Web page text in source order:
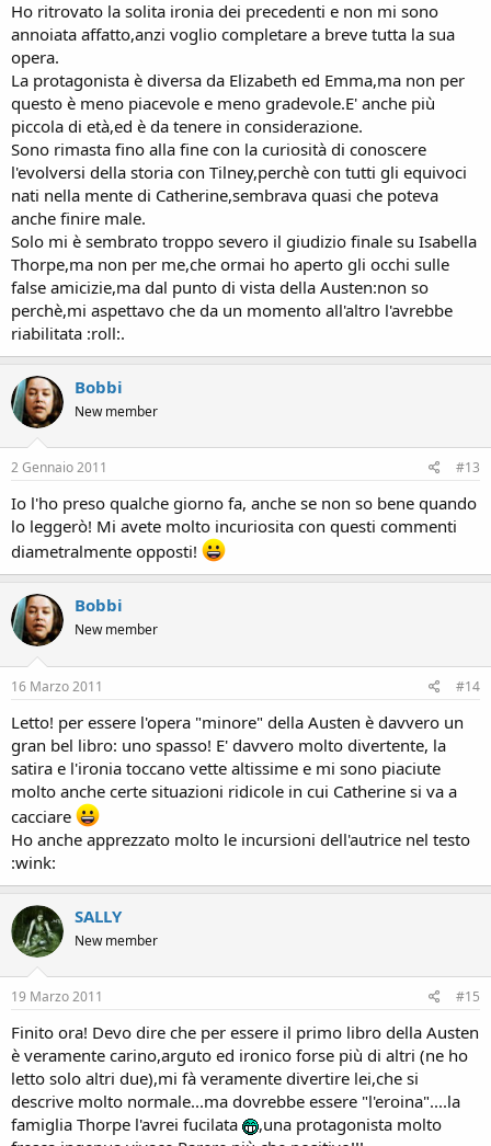
Ho ritrovato la solita ironia dei precedenti e non mi sono
annoiata affatto,anzi voglio completare a breve tutta la sua
opera.
La protagonista è diversa da Elizabeth ed Emma,ma non per
questo è meno piacevole e meno gradevole.E' anche più
piccola di età,ed è da tenere in considerazione.
Sono rimasta fino alla fine con la curiosità di conoscere
l'evolversi della storia con Tilney,perchè con tutti gli equivoci
nati nella mente di Catherine,sembrava quasi che poteva
anche finire male.
Solo mi è sembrato troppo severo il giudizio finale su Isabella
Thorpe,ma non per me,che ormai ho aperto gli occhi sulle
false amicizie,ma dal punto di vista della Austen:non so
perchè,mi aspettavo che da un momento all'altro l'avrebbe
riabilitata :roll:.
Bobbi
New member
2 Gennaio 2011 #13
Io l'ho preso qualche giorno fa, anche se non so bene quando
lo leggerò! Mi avete molto incuriosita con questi commenti
diametralmente opposti!
Bobbi
New member
16 Marzo 2011 #14
Letto! per essere l'opera "minore" della Austen è davvero un
gran bel libro: uno spasso! E' davvero molto divertente, la
satira e l'ironia toccano vette altissime e mi sono piaciute
molto anche certe situazioni ridicole in cui Catherine si va a
cacciare
Ho anche apprezzato molto le incursioni dell'autrice nel testo
:wink:
SALLY
New member
19 Marzo 2011 #15
Finito ora! Devo dire che per essere il primo libro della Austen
è veramente carino,arguto ed ironico forse più di altri (ne ho
letto solo altri due),mi fà veramente divertire lei,che si
descrive molto normale...ma dovrebbe essere "l'eroina"....la
famiglia Thorpe l'avrei fucilata
,una protagonista molto